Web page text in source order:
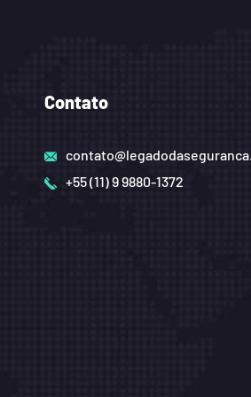
Contato
+55 (11) 9 9880-1372